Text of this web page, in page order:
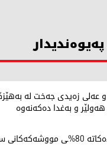
و عەلی زەیدی جەخت لە
هەولێر و بەغدا دەکەنەوە
پێنتاگۆن رەتی دەکاتە 80%ـی